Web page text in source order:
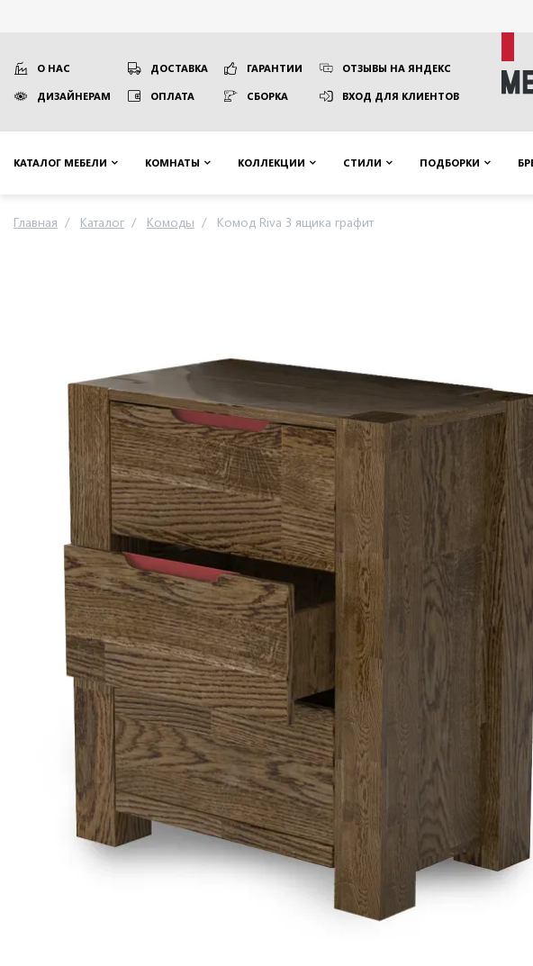
О НАС ДОСТАВКА ГАРАНТИИ ОТЗЫВЫ НА ЯНДЕКС
ДИЗАЙНЕРАМ ОПЛАТА СБОРКА ВХОД ДЛЯ КЛИЕНТОВ
КАТАЛОГ МЕБЕЛИ КОМНАТЫ КОЛЛЕКЦИИ СТИЛИ ПОДБОРКИ
Главная Каталог Комоды Комод Riva 3 ящика графит